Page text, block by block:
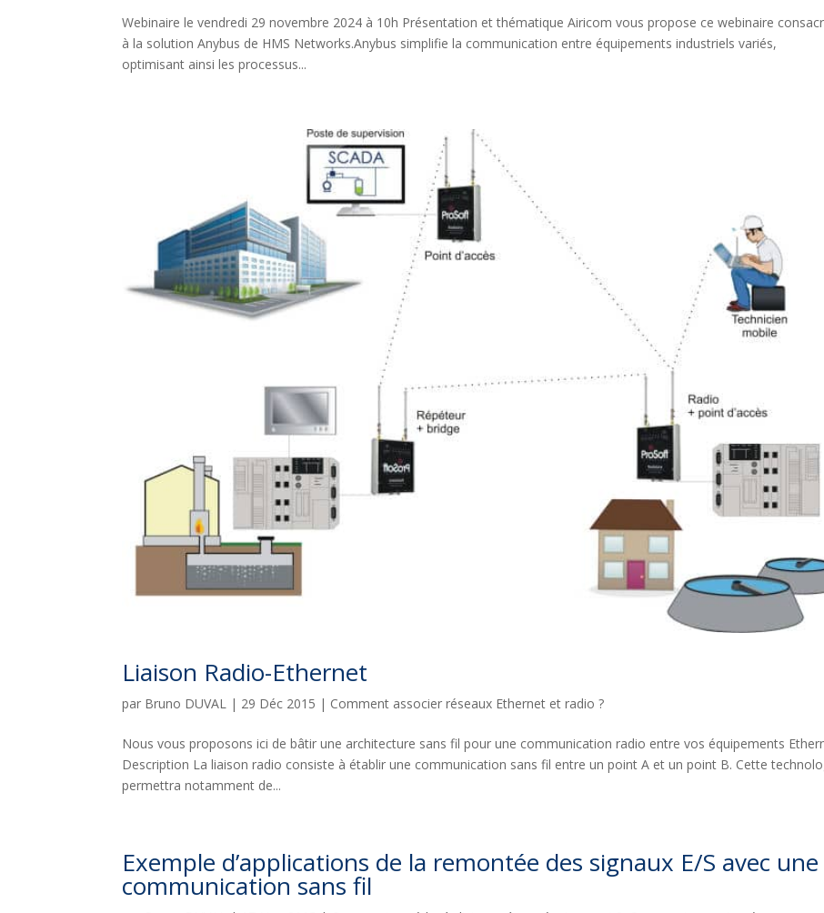
Webinaire le vendredi 29 novembre 2024 à 10h Présentation et thématique Airicom vous propose ce webinaire
à la solution Anybus de HMS Networks.Anybus simplifie la communication entre équipements industriels variés,
optimisant ainsi les processus...
Liaison Radio-Ethernet
par Bruno DUVAL | 29 Déc 2015 | Comment associer réseaux Ethernet et radio ?
Nous vous proposons ici de bâtir une architecture sans fil pour une communication radio entre vos équipements
Description La liaison radio consiste à établir une communication sans fil entre un point A et un point B. Cette
permettra notamment de...
Exemple d’applications de la remontée des signaux E/S avec une
communication sans fil